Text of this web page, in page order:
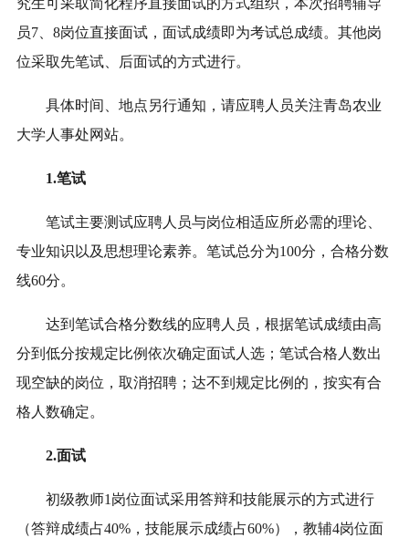
究生可采取简化程序直接面试的方式组织 ， 本次招聘辅导
员7、8岗位直接面试， 面试成绩即为考试总成绩。其他岗
位采取先笔试 后面试的方式进行。
具体时间、地点另行通知，请应聘人员关注青岛农业
大学 人事处网站。
1.笔试
笔试主要测试应聘人员与岗位相适应所必需的理论、
专业知识以及思想理论素养。笔试总分为100分，合格分数
线60分。
达到笔试合格分数线的应聘人员，根据笔试成绩由高
分到低分按规定比例依次确定面试人选 ； 笔试合格人数出
现空缺的岗位，取消招聘；达不到规定比例的，按实有合
格人数确定。
2.面试
初级教师1岗位面试采用答辩和技能展示的方式进行
（答辩成绩占40%，技能展示成绩占60%）， 教辅4岗位面